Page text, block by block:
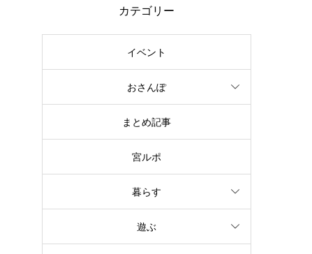
カテゴリー
イベント
おさんぽ
まとめ記事
宮ルポ
暮らす
遊ぶ